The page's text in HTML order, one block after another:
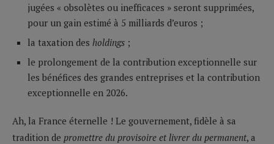
jugées « obsolètes ou inefficaces » seront supprimées,
pour un gain estimé à 5 milliards d’euros ;
la taxation des holdings ;
le prolongement de la contribution exceptionnelle sur
les bénéfices des grandes entreprises et la contribution
exceptionnelle en 2026.
Ah, la France éternelle ! Le gouvernement, fidèle à sa
tradition de promettre du provisoire et livrer du permanent, a